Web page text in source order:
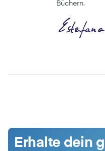
Büchern.
Erhalte dein